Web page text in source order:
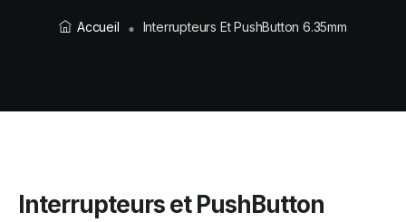
Accueil Interrupteurs Et PushButton 6.35mm
Interrupteurs et PushButton